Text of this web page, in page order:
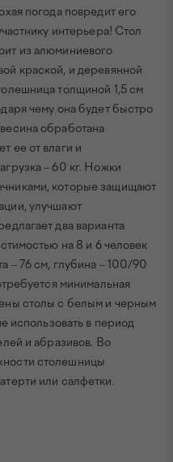
погода повредит его
интерьера! Стол
из алюминиевого
краской, и деревянной
толщиной 1,5 см
чему она будет быстро
обработана
ее от влаги и
– 60 кг. Ножки
которые защищают
улучшают
два варианта
на 8 и 6 человек
– 76 см, глубина – 100/90
минимальная
столы с белым и черным
использовать в период
и абразивов. Во
столешницы
или салфетки.